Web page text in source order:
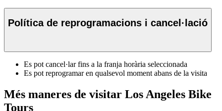
Política de reprogramacions i cancel·lació
Es pot cancel·lar fins a la franja horària seleccionada
Es pot reprogramar en qualsevol moment abans de la visita
Més maneres de visitar Los Angeles Bike
Tours